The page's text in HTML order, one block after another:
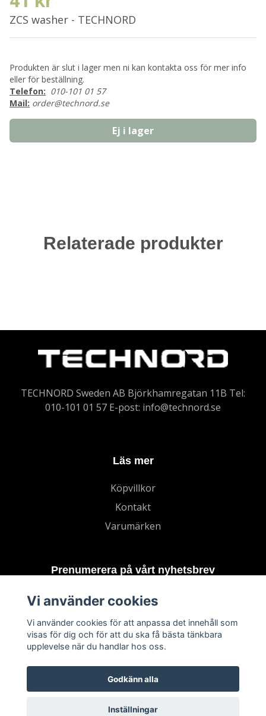
ZCS washer - TECHNORD
Produkten är slut i lager men ni kan kontakta oss för mer info
eller för beställning.
Telefon: 010-101 01 57
Mail: order@technord.se
Ej i lager
Relaterade produkter
TECHNORD Sweden AB Björkhamregatan 11B Tel:
010-101 01 57 E-post: info@technord.se
Läs mer
Köpvillkor
Kontakt
Varumärken
Prenumerera på vårt nyhetsbrev
Vi använder cookies
Vi använder cookies för att anpassa det innehåll som
visas för dig och för att du ska få bästa tänkbara
upplevelse när du handlar hos oss.
Godkänn alla
Inställningar